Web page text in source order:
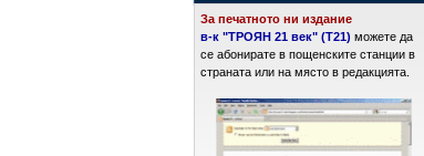
За печатното ни издание
в-к "ТРОЯН 21 век" (Т21) можете да
се абонирате в пощенските станции в
страната или на място в редакцията.